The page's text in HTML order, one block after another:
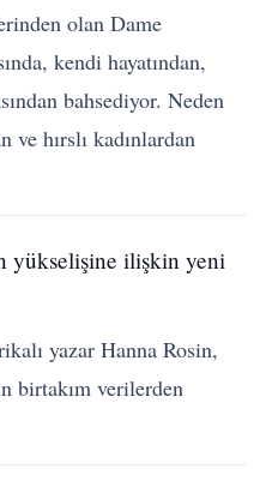
olan Dame
kendi hayatından,
bahsediyor. Neden
ve hırslı kadınlardan
yükselişine ilişkin yeni
yazar Hanna Rosin,
birtakım verilerden